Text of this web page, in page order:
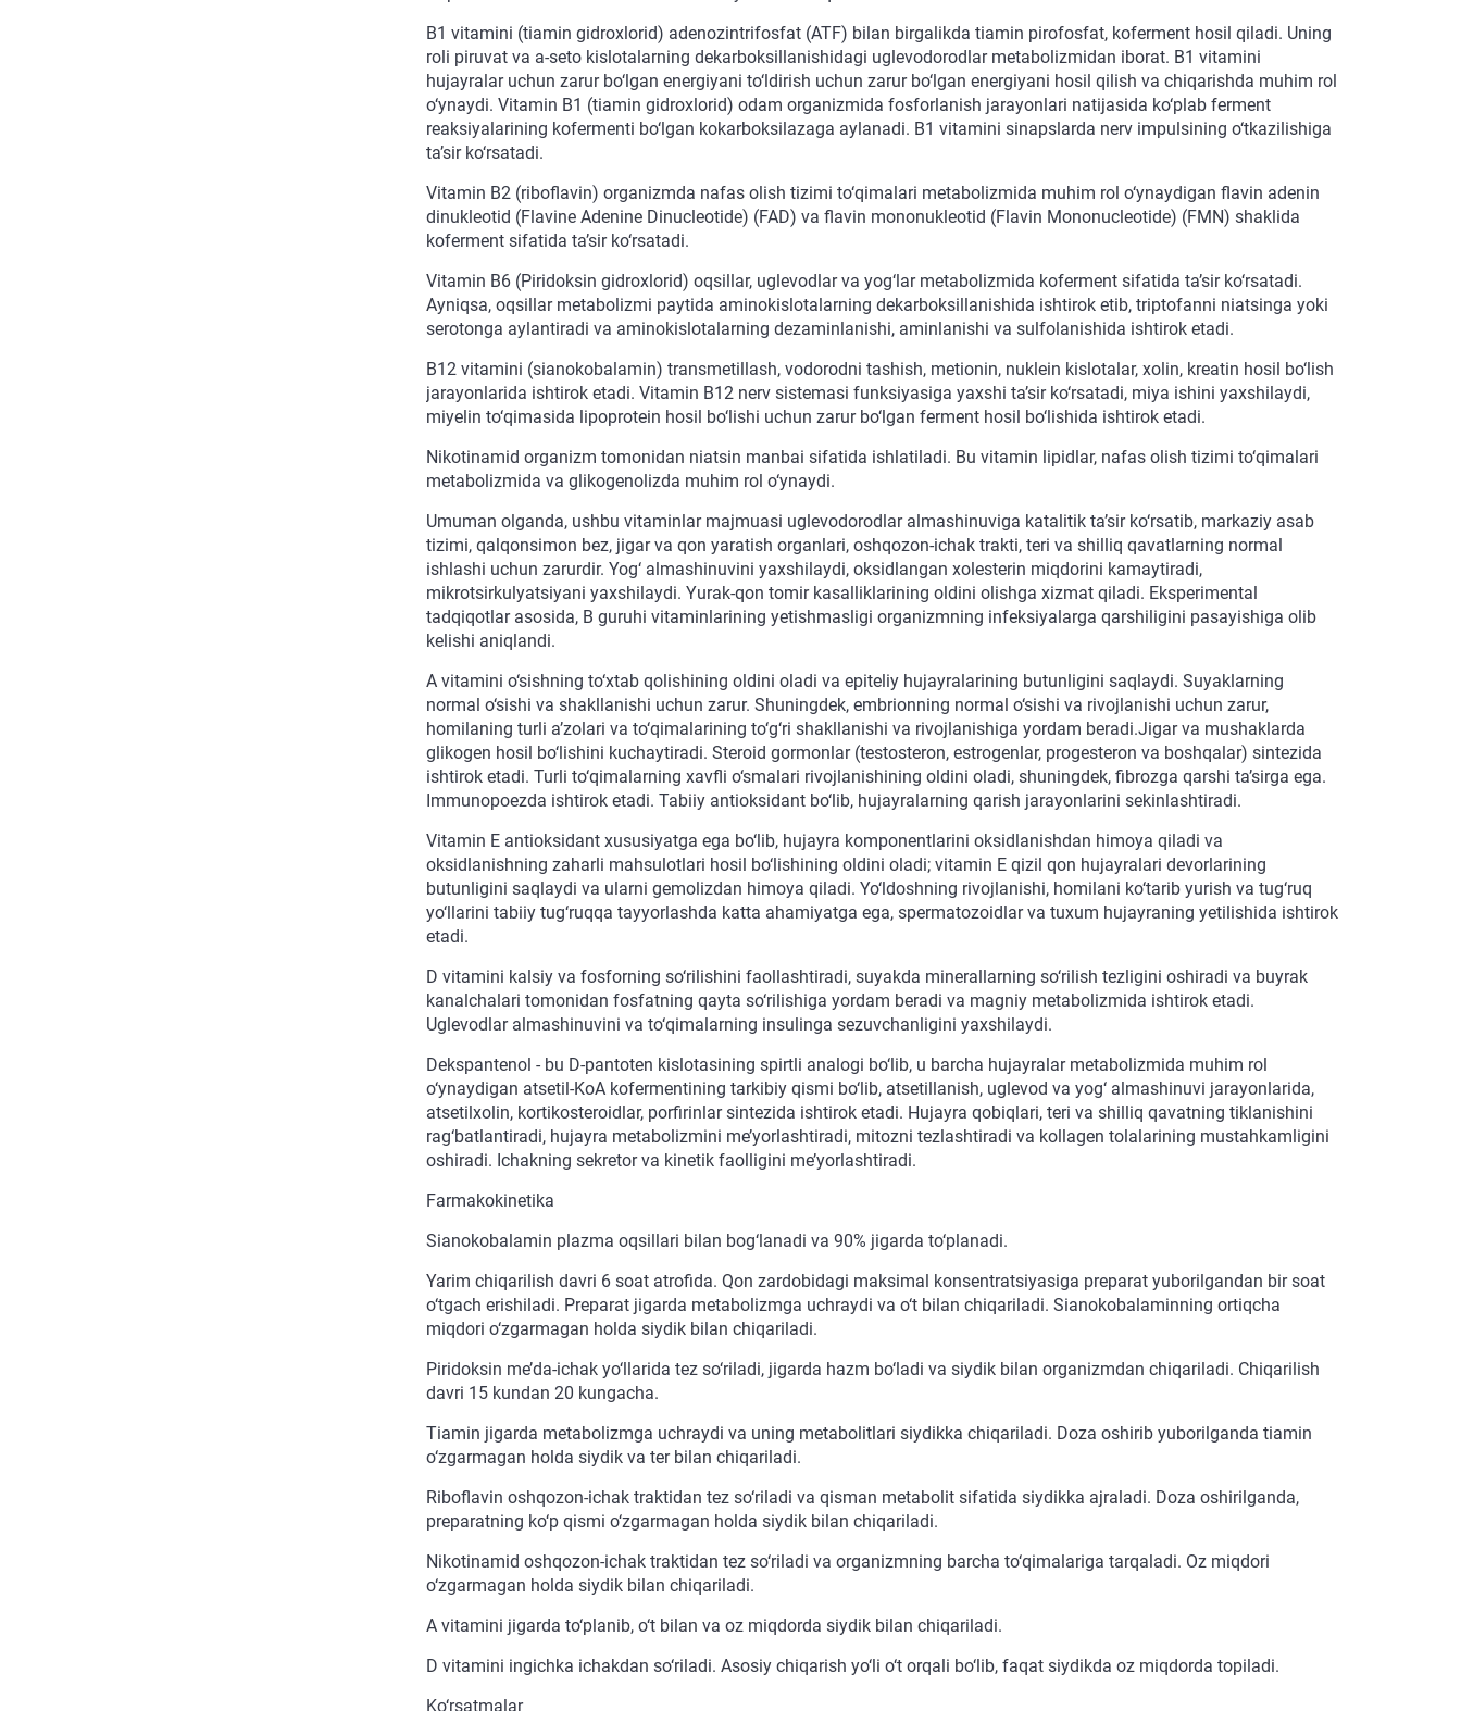
B1 vitamini (tiamin gidroxlorid) adenozintrifosfat (ATF) bilan birgalikda tiamin pirofosfat, koferment hosil qiladi. Uning
roli piruvat va a-seto kislotalarning dekarboksillanishidagi uglevodorodlar metabolizmidan iborat. B1 vitamini
hujayralar uchun zarur bo‘lgan energiyani to‘ldirish uchun zarur bo‘lgan energiyani hosil qilish va chiqarishda muhim rol
o‘ynaydi. Vitamin B1 (tiamin gidroxlorid) odam organizmida fosforlanish jarayonlari natijasida ko‘plab ferment
reaksiyalarining kofermenti bo‘lgan kokarboksilazaga aylanadi. B1 vitamini sinapslarda nerv impulsining o‘tkazilishiga
ta’sir ko‘rsatadi.
Vitamin B2 (riboflavin) organizmda nafas olish tizimi to‘qimalari metabolizmida muhim rol o‘ynaydigan flavin adenin
dinukleotid (Flavine Adenine Dinucleotide) (FAD) va flavin mononukleotid (Flavin Mononucleotide) (FMN) shaklida
koferment sifatida ta’sir ko‘rsatadi.
Vitamin B6 (Piridoksin gidroxlorid) oqsillar, uglevodlar va yog‘lar metabolizmida koferment sifatida ta’sir ko‘rsatadi.
Ayniqsa, oqsillar metabolizmi paytida aminokislotalarning dekarboksillanishida ishtirok etib, triptofanni niatsinga yoki
serotonga aylantiradi va aminokislotalarning dezaminlanishi, aminlanishi va sulfolanishida ishtirok etadi.
B12 vitamini (sianokobalamin) transmetillash, vodorodni tashish, metionin, nuklein kislotalar, xolin, kreatin hosil bo‘lish
jarayonlarida ishtirok etadi. Vitamin B12 nerv sistemasi funksiyasiga yaxshi ta’sir ko‘rsatadi, miya ishini yaxshilaydi,
miyelin to‘qimasida lipoprotein hosil bo‘lishi uchun zarur bo‘lgan ferment hosil bo‘lishida ishtirok etadi.
Nikotinamid organizm tomonidan niatsin manbai sifatida ishlatiladi. Bu vitamin lipidlar, nafas olish tizimi to‘qimalari
metabolizmida va glikogenolizda muhim rol o‘ynaydi.
Umuman olganda, ushbu vitaminlar majmuasi uglevodorodlar almashinuviga katalitik ta’sir ko‘rsatib, markaziy asab
tizimi, qalqonsimon bez, jigar va qon yaratish organlari, oshqozon-ichak trakti, teri va shilliq qavatlarning normal
ishlashi uchun zarurdir. Yog‘ almashinuvini yaxshilaydi, oksidlangan xolesterin miqdorini kamaytiradi,
mikrotsirkulyatsiyani yaxshilaydi. Yurak-qon tomir kasalliklarining oldini olishga xizmat qiladi. Eksperimental
tadqiqotlar asosida, B guruhi vitaminlarining yetishmasligi organizmning infeksiyalarga qarshiligini pasayishiga olib
kelishi aniqlandi.
A vitamini o‘sishning to‘xtab qolishining oldini oladi va epiteliy hujayralarining butunligini saqlaydi. Suyaklarning
normal o‘sishi va shakllanishi uchun zarur. Shuningdek, embrionning normal o‘sishi va rivojlanishi uchun zarur,
homilaning turli a’zolari va to‘qimalarining to‘g‘ri shakllanishi va rivojlanishiga yordam beradi.Jigar va mushaklarda
glikogen hosil bo‘lishini kuchaytiradi. Steroid gormonlar (testosteron, estrogenlar, progesteron va boshqalar) sintezida
ishtirok etadi. Turli to‘qimalarning xavfli o‘smalari rivojlanishining oldini oladi, shuningdek, fibrozga qarshi ta’sirga ega.
Immunopoezda ishtirok etadi. Tabiiy antioksidant bo‘lib, hujayralarning qarish jarayonlarini sekinlashtiradi.
Vitamin E antioksidant xususiyatga ega bo‘lib, hujayra komponentlarini oksidlanishdan himoya qiladi va
oksidlanishning zaharli mahsulotlari hosil bo‘lishining oldini oladi; vitamin E qizil qon hujayralari devorlarining
butunligini saqlaydi va ularni gemolizdan himoya qiladi. Yo‘ldoshning rivojlanishi, homilani ko‘tarib yurish va tug‘ruq
yo‘llarini tabiiy tug‘ruqqa tayyorlashda katta ahamiyatga ega, spermatozoidlar va tuxum hujayraning yetilishida ishtirok
etadi.
D vitamini kalsiy va fosforning so‘rilishini faollashtiradi, suyakda minerallarning so‘rilish tezligini oshiradi va buyrak
kanalchalari tomonidan fosfatning qayta so‘rilishiga yordam beradi va magniy metabolizmida ishtirok etadi.
Uglevodlar almashinuvini va to‘qimalarning insulinga sezuvchanligini yaxshilaydi.
Dekspantenol - bu D-pantoten kislotasining spirtli analogi bo‘lib, u barcha hujayralar metabolizmida muhim rol
o‘ynaydigan atsetil-KoA kofermentining tarkibiy qismi bo‘lib, atsetillanish, uglevod va yog‘ almashinuvi jarayonlarida,
atsetilxolin, kortikosteroidlar, porfirinlar sintezida ishtirok etadi. Hujayra qobiqlari, teri va shilliq qavatning tiklanishini
rag‘batlantiradi, hujayra metabolizmini me’yorlashtiradi, mitozni tezlashtiradi va kollagen tolalarining mustahkamligini
oshiradi. Ichakning sekretor va kinetik faolligini me’yorlashtiradi.
Farmakokinetika
Sianokobalamin plazma oqsillari bilan bog‘lanadi va 90% jigarda to‘planadi.
Yarim chiqarilish davri 6 soat atrofida. Qon zardobidagi maksimal konsentratsiyasiga preparat yuborilgandan bir soat
o‘tgach erishiladi. Preparat jigarda metabolizmga uchraydi va o‘t bilan chiqariladi. Sianokobalaminning ortiqcha
miqdori o‘zgarmagan holda siydik bilan chiqariladi.
Piridoksin me’da-ichak yo‘llarida tez so‘riladi, jigarda hazm bo‘ladi va siydik bilan organizmdan chiqariladi. Chiqarilish
davri 15 kundan 20 kungacha.
Tiamin jigarda metabolizmga uchraydi va uning metabolitlari siydikka chiqariladi. Doza oshirib yuborilganda tiamin
o‘zgarmagan holda siydik va ter bilan chiqariladi.
Riboflavin oshqozon-ichak traktidan tez so‘riladi va qisman metabolit sifatida siydikka ajraladi. Doza oshirilganda,
preparatning ko‘p qismi o‘zgarmagan holda siydik bilan chiqariladi.
Nikotinamid oshqozon-ichak traktidan tez so‘riladi va organizmning barcha to‘qimalariga tarqaladi. Oz miqdori
o‘zgarmagan holda siydik bilan chiqariladi.
A vitamini jigarda to‘planib, o‘t bilan va oz miqdorda siydik bilan chiqariladi.
D vitamini ingichka ichakdan so‘riladi. Asosiy chiqarish yo‘li o‘t orqali bo‘lib, faqat siydikda oz miqdorda topiladi.
Ko‘rsatmalar